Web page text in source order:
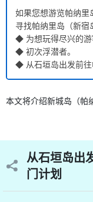
如果您想游览帕纳里
寻找帕纳里岛（新宿
◆ 为想玩得尽兴的游
◆ 初次浮潜者。
◆ 从石垣岛出发前往
本文将介绍新城岛（帕
从石垣岛出
门计划